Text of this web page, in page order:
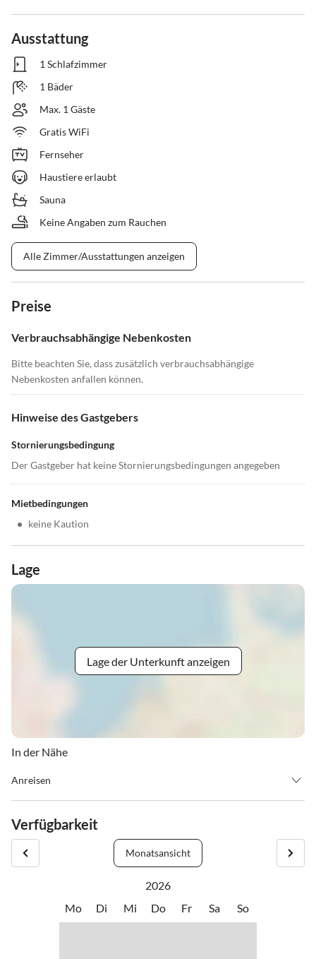
Ausstattung
1 Schlafzimmer
1 Bäder
Max. 1 Gäste
Gratis WiFi
Fernseher
Haustiere erlaubt
Sauna
Keine Angaben zum Rauchen
Alle Zimmer/Ausstattungen anzeigen
Preise
Verbrauchsabhängige Nebenkosten
Bitte beachten Sie, dass zusätzlich verbrauchsabhängige
Nebenkosten anfallen können.
Hinweise des Gastgebers
Stornierungsbedingung
Der Gastgeber hat keine Stornierungsbedingungen angegeben
Mietbedingungen
• keine Kaution
Lage
Lage der Unterkunft anzeigen
In der Nähe
Anreisen
Verfügbarkeit
Monatsansicht
2026
Mo
Di Mi Do Fr Sa So